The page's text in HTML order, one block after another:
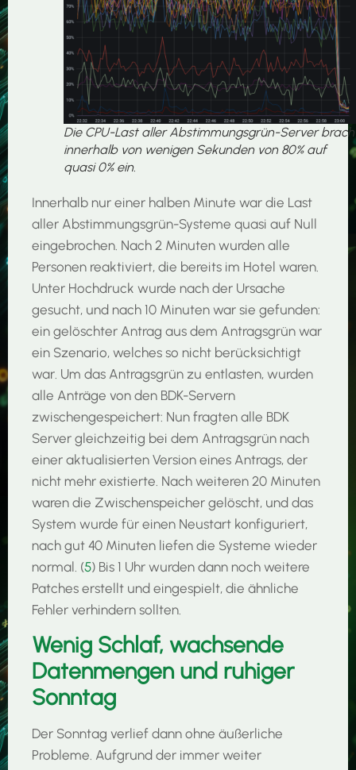
Die CPU-Last aller Abstimmungsgrün-Server brach
innerhalb von wenigen Sekunden von 80% auf
quasi 0% ein.
Innerhalb nur einer halben Minute war die Last
aller Abstimmungsgrün-Systeme quasi auf Null
eingebrochen. Nach 2 Minuten wurden alle
Personen reaktiviert, die bereits im Hotel waren.
Unter Hochdruck wurde nach der Ursache
gesucht, und nach 10 Minuten war sie gefunden:
ein gelöschter Antrag aus dem Antragsgrün war
ein Szenario, welches so nicht berücksichtigt
war. Um das Antragsgrün zu entlasten, wurden
alle Anträge von den BDK-Servern
zwischengespeichert: Nun fragten alle BDK
Server gleichzeitig bei dem Antragsgrün nach
einer aktualisierten Version eines Antrags, der
nicht mehr existierte. Nach weiteren 20 Minuten
waren die Zwischenspeicher gelöscht, und das
System wurde für einen Neustart konfiguriert,
nach gut 40 Minuten liefen die Systeme wieder
normal. (5) Bis 1 Uhr wurden dann noch weitere
Patches erstellt und eingespielt, die ähnliche
Fehler verhindern sollten.
Wenig Schlaf, wachsende
Datenmengen und ruhiger
Sonntag
Der Sonntag verlief dann ohne äußerliche
Probleme. Aufgrund der immer weiter